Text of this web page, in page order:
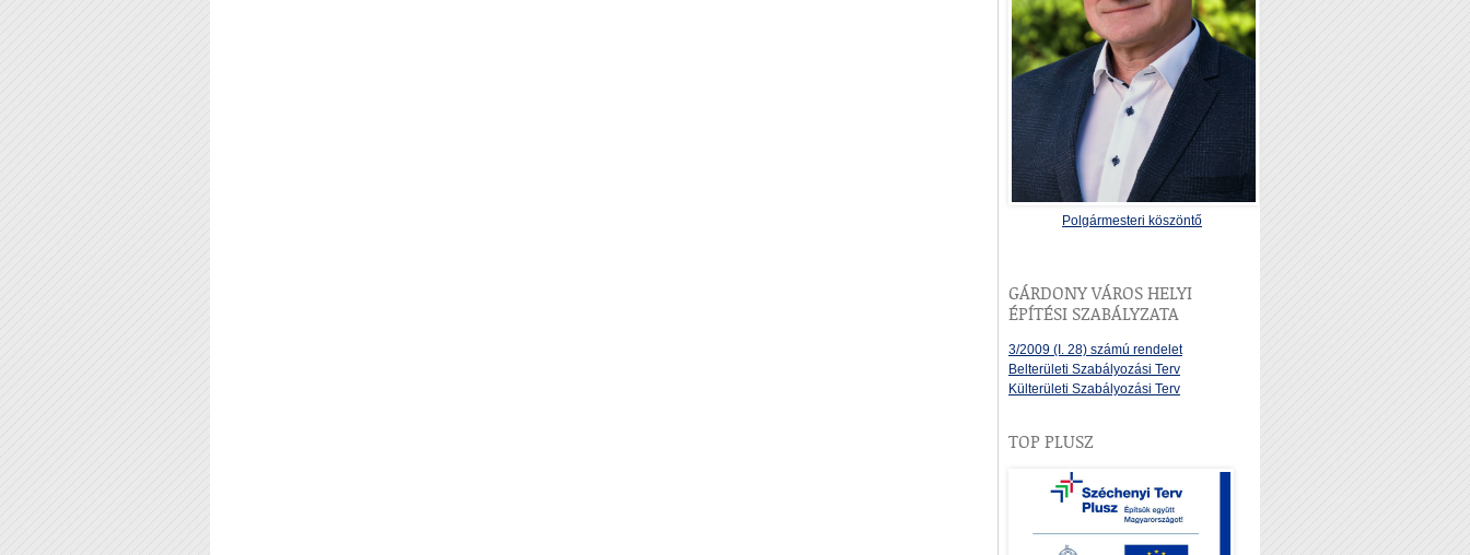
Polgármesteri köszöntő
GÁRDONY VÁROS HELYI
ÉPÍTÉSI SZABÁLYZATA
3/2009 (I. 28) számú rendelet
Belterületi Szabályozási Terv
Külterületi Szabályozási Terv
TOP PLUSZ